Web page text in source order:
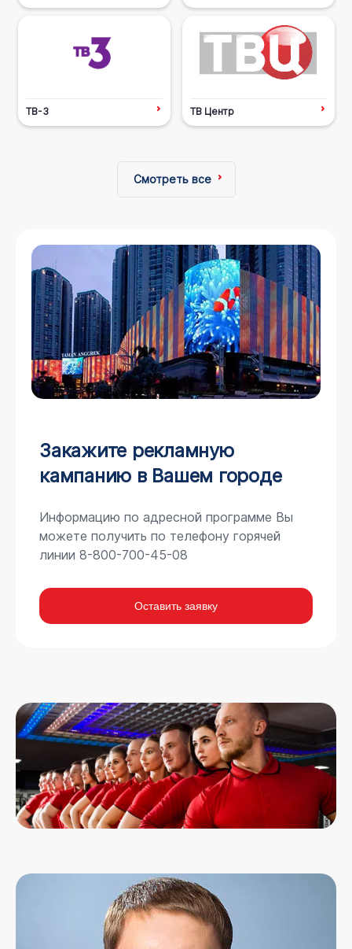
ТВ-3 ТВ Центр
Смотреть все
Закажите рекламную
кампанию в Вашем городе
Информацию по адресной программе Вы
можете получить по телефону горячей
линии 8-800-700-45-08
Оставить заявку